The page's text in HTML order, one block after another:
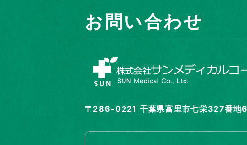
お問い合わせ
〒286-0221 千葉県富里市七栄327番地6